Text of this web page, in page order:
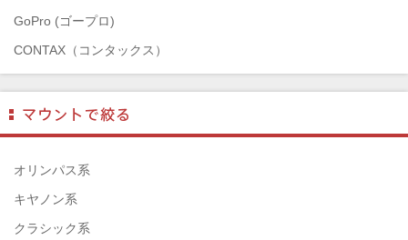
GoPro (ゴープロ)
CONTAX（コンタックス）
Mamiya（マミヤ）
TAMRON（タムロン）
SIGMA（シグマ）
HASSELBLAD（ハッセルブラッド）
EPSON（エプソン）
オリンパス系
キヤノン系
クラシック系